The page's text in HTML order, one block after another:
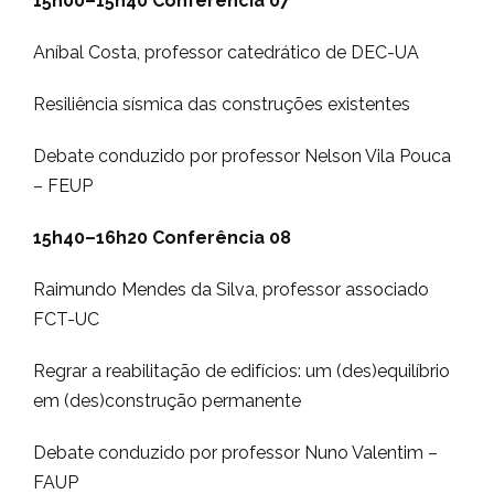
Aníbal Costa, professor catedrático de DEC-UA
Resiliência sísmica das construções existentes
Debate conduzido por professor Nelson Vila Pouca
– FEUP
15h40–16h20 Conferência 08
Raimundo Mendes da Silva, professor associado
FCT-UC
Regrar a reabilitação de edifícios: um (des)equilíbrio
em (des)construção permanente
Debate conduzido por professor Nuno Valentim –
FAUP